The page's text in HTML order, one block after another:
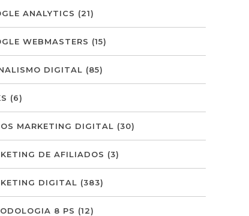
ANALYTICS (21)
WEBMASTERS (15)
DIGITAL (85)
(6)
MARKETING DIGITAL (30)
DE AFILIADOS (3)
DIGITAL (383)
8 PS (12)